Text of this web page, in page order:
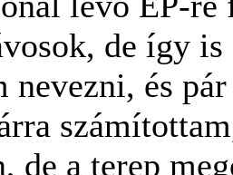
de így
nevezni, és
de a terep